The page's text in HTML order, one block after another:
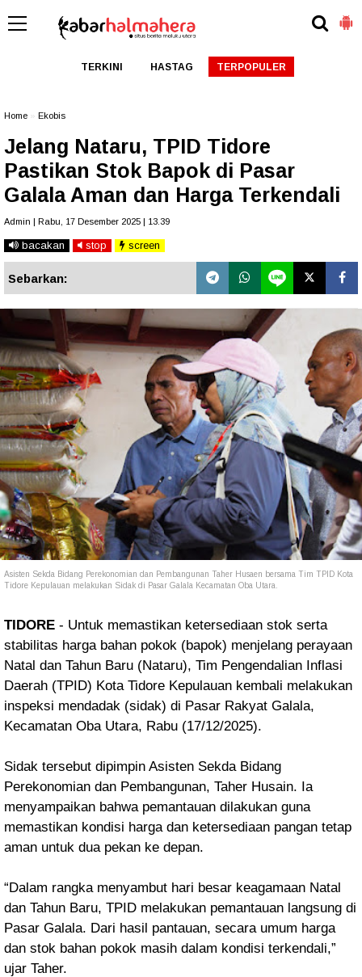
TERKINI HASTAG TERPOPULER
Home Ekobis
Jelang Nataru, TPID Tidore
Pastikan Stok Bapok di Pasar
Galala Aman dan Harga Terkendali
Admin | Rabu, 17 Desember 2025 | 13.39
bacakan stop screen
Sebarkan:
Asisten Sekda Bidang Perekonomian dan Pembangunan Taher Husaen bersama Tim TPID Kota
Tidore Kepulauan melakukan Sidak di Pasar Galala Kecamatan Oba Utara.
TIDORE - Untuk memastikan ketersediaan stok serta
stabilitas harga bahan pokok (bapok) menjelang perayaan
Natal dan Tahun Baru (Nataru), Tim Pengendalian Inflasi
Daerah (TPID) Kota Tidore Kepulauan kembali melakukan
inspeksi mendadak (sidak) di Pasar Rakyat Galala,
Kecamatan Oba Utara, Rabu (17/12/2025).
Sidak tersebut dipimpin Asisten Sekda Bidang
Perekonomian dan Pembangunan, Taher Husain. Ia
menyampaikan bahwa pemantauan dilakukan guna
memastikan kondisi harga dan ketersediaan pangan tetap
aman untuk dua pekan ke depan.
“Dalam rangka menyambut hari besar keagamaan Natal
dan Tahun Baru, TPID melakukan pemantauan langsung di
Pasar Galala. Dari hasil pantauan, secara umum harga
dan stok bahan pokok masih dalam kondisi terkendali,”
ujar Taher.